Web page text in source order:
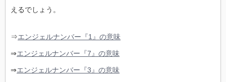
えるでしょう。
⇒エンジェルナンバー『1』の意味
⇒エンジェルナンバー『7』の意味
⇒エンジェルナンバー『3』の意味